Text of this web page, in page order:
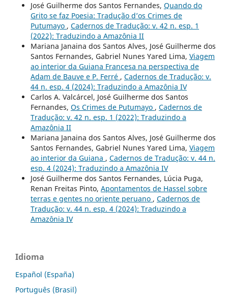
José Guilherme dos Santos Fernandes, Quando do
Grito se faz Poesia: Tradução d’os Crimes de
Putumayo , Cadernos de Tradução: v. 42 n. esp. 1
(2022): Traduzindo a Amazônia II
Mariana Janaina dos Santos Alves, José Guilherme dos
Santos Fernandes, Gabriel Nunes Yared Lima, Viagem
ao interior da Guiana Francesa na perspectiva de
Adam de Bauve e P. Ferré , Cadernos de Tradução: v.
44 n. esp. 4 (2024): Traduzindo a Amazônia IV
Carlos A. Valcárcel, José Guilherme dos Santos
Fernandes, Os Crimes de Putumayo , Cadernos de
Tradução: v. 42 n. esp. 1 (2022): Traduzindo a
Amazônia II
Mariana Janaina dos Santos Alves, José Guilherme dos
Santos Fernandes, Gabriel Nunes Yared Lima, Viagem
ao interior da Guiana , Cadernos de Tradução: v. 44 n.
esp. 4 (2024): Traduzindo a Amazônia IV
José Guilherme dos Santos Fernandes, Lúcia Puga,
Renan Freitas Pinto, Apontamentos de Hassel sobre
terras e gentes no oriente peruano , Cadernos de
Tradução: v. 44 n. esp. 4 (2024): Traduzindo a
Amazônia IV
Idioma
Español (España)
Português (Brasil)